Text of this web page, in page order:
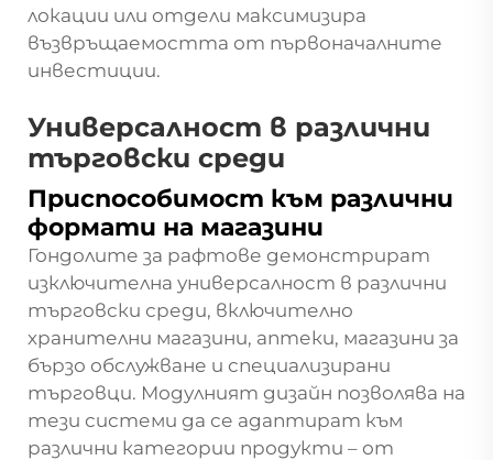
локации или отдели максимизира
възвръщаемостта от първоначалните
инвестиции.
Универсалност в различни
търговски среди
Приспособимост към различни
формати на магазини
Гондолите за рафтове демонстрират
изключителна универсалност в различни
търговски среди, включително
хранителни магазини, аптеки, магазини за
бързо обслужване и специализирани
търговци. Модулният дизайн позволява на
тези системи да се адаптират към
различни категории продукти – от